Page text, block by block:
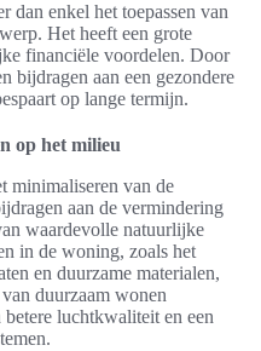
dan enkel het toepassen van
Het heeft een grote
financiële voordelen. Door
bijdragen aan een gezondere
op lange termijn.
op het milieu
minimaliseren van de
aan de vermindering
waardevolle natuurlijke
in de woning, zoals het
en duurzame materialen,
duurzaam wonen
luchtkwaliteit en een